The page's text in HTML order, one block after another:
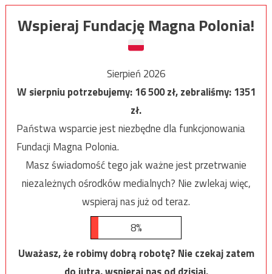
Wspieraj Fundację Magna Polonia!
Sierpień 2026
W sierpniu potrzebujemy:16 500zł, zebraliśmy:1351
zł.
Państwa wsparcie jest niezbędne dla funkcjonowania
Fundacji Magna Polonia.
Masz świadomość tego jak ważne jest przetrwanie
niezależnych ośrodków medialnych? Nie zwlekaj więc,
wspieraj nas już od teraz.
8%
Uważasz, że robimy dobrą robotę? Nie czekaj zatem